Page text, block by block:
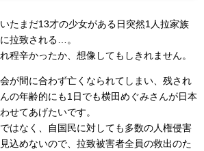
たまだ13才の少女がある日突然1人拉家族
拉致される…。
程辛かったか、想像してもしきれません。
が間に合わず亡くなられてしまい、残され
の年齢的にも1日でも横田めぐみさんが日本
せてあげたいです。
はなく、自国民に対しても多数の人権侵害
込めないので、拉致被害者全員の救出のた